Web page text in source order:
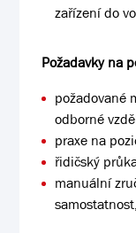
zařízení do
Požadavky na
požadované
odborné
praxe na
řidičský
manuální